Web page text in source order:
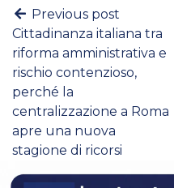
Previous post
Cittadinanza italiana tra
riforma amministrativa e
rischio contenzioso,
perché la
centralizzazione a Roma
apre una nuova
stagione di ricorsi